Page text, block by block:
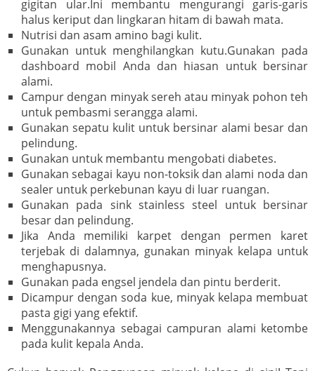
gigitan ular.Ini membantu mengurangi garis-garis
halus keriput dan lingkaran hitam di bawah mata.
Nutrisi dan asam amino bagi kulit.
Gunakan untuk menghilangkan kutu.Gunakan pada
dashboard mobil Anda dan hiasan untuk bersinar
alami.
Campur dengan minyak sereh atau minyak pohon teh
untuk pembasmi serangga alami.
Gunakan sepatu kulit untuk bersinar alami besar dan
pelindung.
Gunakan untuk membantu mengobati diabetes.
Gunakan sebagai kayu non-toksik dan alami noda dan
sealer untuk perkebunan kayu di luar ruangan.
Gunakan pada sink stainless steel untuk bersinar
besar dan pelindung.
Jika Anda memiliki karpet dengan permen karet
terjebak di dalamnya, gunakan minyak kelapa untuk
menghapusnya.
Gunakan pada engsel jendela dan pintu berderit.
Dicampur dengan soda kue, minyak kelapa membuat
pasta gigi yang efektif.
Menggunakannya sebagai campuran alami ketombe
pada kulit kepala Anda.